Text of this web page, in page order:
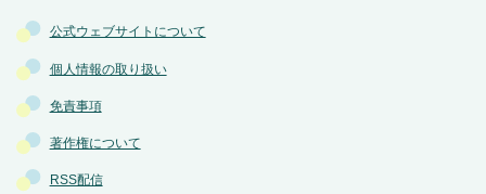
公式ウェブサイトについて
個人情報の取り扱い
免責事項
著作権について
RSS配信